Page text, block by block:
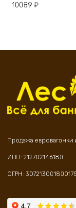
10089 ₽
Продажа евровагонки
ИНН: 212702146180
ОГРН: